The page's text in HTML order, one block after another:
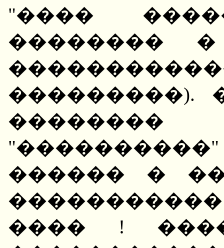
"����
�������� �
���������).
������ �
���� !